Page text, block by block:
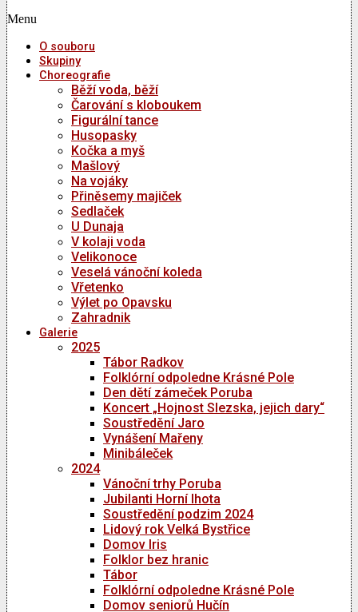
Menu
O souboru
Skupiny
Choreografie
Běží voda, běží
Čarování s kloboukem
Figurální tance
Husopasky
Kočka a myš
Mašlový
Na vojáky
Přiněsemy majiček
Sedlaček
U Dunaja
V kolaji voda
Velikonoce
Veselá vánoční koleda
Vřetenko
Výlet po Opavsku
Zahradnik
Galerie
2025
Tábor Radkov
Folklórní odpoledne Krásné Pole
Den dětí zámeček Poruba
Koncert „Hojnost Slezska, jejich dary“
Soustředění Jaro
Vynášení Mařeny
Minibáleček
2024
Vánoční trhy Poruba
Jubilanti Horní lhota
Soustředění podzim 2024
Lidový rok Velká Bystřice
Domov Iris
Folklor bez hranic
Tábor
Folklórní odpoledne Krásné Pole
Domov seniorů Hučín